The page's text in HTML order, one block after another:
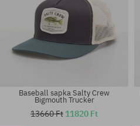
Baseball sapka Salty Crew
Bigmouth Trucker
13660 Ft 11820 Ft